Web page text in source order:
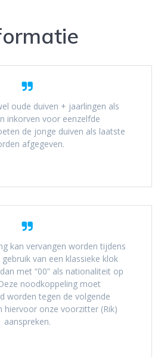
oude duiven + jaarlingen als
inkorven voor eenzelfde
de jonge duiven als laatste
afgegeven.
kan vervangen worden tijdens
van een klassieke klok
met “00” als nationaliteit op
noodkoppeling moet
worden tegen de volgende
hiervoor onze voorzitter (Rik)
aanspreken.